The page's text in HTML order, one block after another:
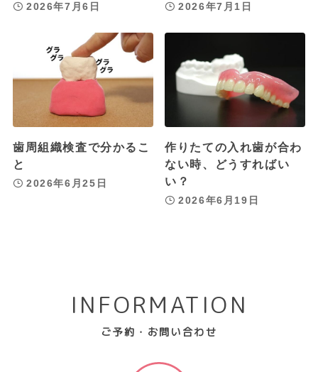
2026年7月6日 2026年7月1日
歯周組織検査で分かるこ
と
2026年6月25日
作りたての入れ歯が合わ
ない時、どうすればい
い？
2026年6月19日
INFORMATION
ご予約・お問い合わせ